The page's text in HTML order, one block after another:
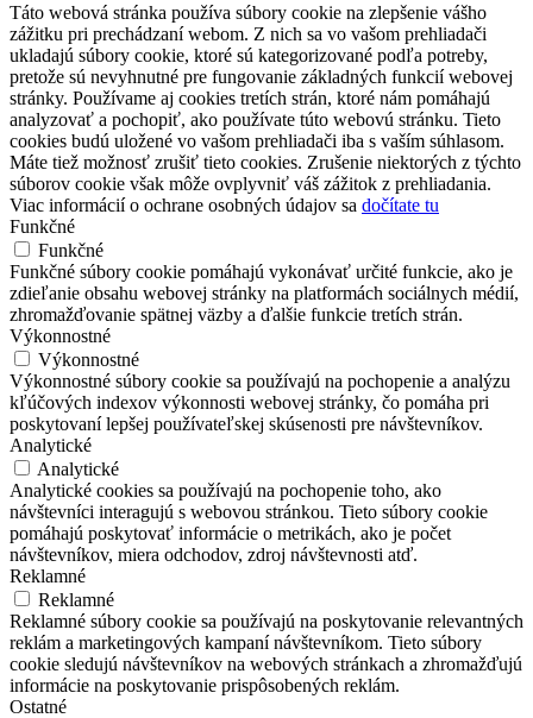
Táto webová stránka používa súbory cookie na zlepšenie vášho
zážitku pri prechádzaní webom. Z nich sa vo vašom prehliadači
ukladajú súbory cookie, ktoré sú kategorizované podľa potreby,
pretože sú nevyhnutné pre fungovanie základných funkcií webovej
stránky. Používame aj cookies tretích strán, ktoré nám pomáhajú
analyzovať a pochopiť, ako používate túto webovú stránku. Tieto
cookies budú uložené vo vašom prehliadači iba s vaším súhlasom.
Máte tiež možnosť zrušiť tieto cookies. Zrušenie niektorých z týchto
súborov cookie však môže ovplyvniť váš zážitok z prehliadania.
Viac informácií o ochrane osobných údajov sa dočítate tu
Funkčné
Funkčné
Funkčné súbory cookie pomáhajú vykonávať určité funkcie, ako je
zdieľanie obsahu webovej stránky na platformách sociálnych médií,
zhromažďovanie spätnej väzby a ďalšie funkcie tretích strán.
Výkonnostné
Výkonnostné
Výkonnostné súbory cookie sa používajú na pochopenie a analýzu
kľúčových indexov výkonnosti webovej stránky, čo pomáha pri
poskytovaní lepšej používateľskej skúsenosti pre návštevníkov.
Analytické
Analytické
Analytické cookies sa používajú na pochopenie toho, ako
návštevníci interagujú s webovou stránkou. Tieto súbory cookie
pomáhajú poskytovať informácie o metrikách, ako je počet
návštevníkov, miera odchodov, zdroj návštevnosti atď.
Reklamné
Reklamné
Reklamné súbory cookie sa používajú na poskytovanie relevantných
reklám a marketingových kampaní návštevníkom. Tieto súbory
cookie sledujú návštevníkov na webových stránkach a zhromažďujú
informácie na poskytovanie prispôsobených reklám.
Ostatné